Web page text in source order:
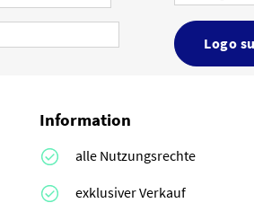
Logo
Information
alle Nutzungsrechte
exklusiver Verkauf